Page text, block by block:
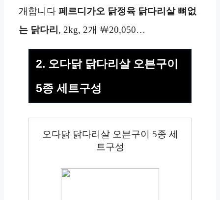
개합니다 페르디가오 닭정육 닭다리살 뼈없
는 닭다리 , 2kg, 2개 ￦20,050…
2. 오다닭 닭다리살 오븐구이
5종 세트구성
오다닭 닭다리살 오븐구이 5종 세
트구성